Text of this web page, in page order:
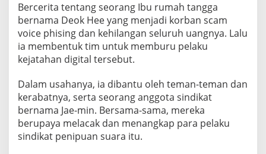
Bercerita tentang seorang Ibu rumah tangga
bernama Deok Hee yang menjadi korban scam
voice phising dan kehilangan seluruh uangnya. Lalu
ia membentuk tim untuk memburu pelaku
kejatahan digital tersebut.
Dalam usahanya, ia dibantu oleh teman-teman dan
kerabatnya, serta seorang anggota sindikat
bernama Jae-min. Bersama-sama, mereka
berupaya melacak dan menangkap para pelaku
sindikat penipuan suara itu.